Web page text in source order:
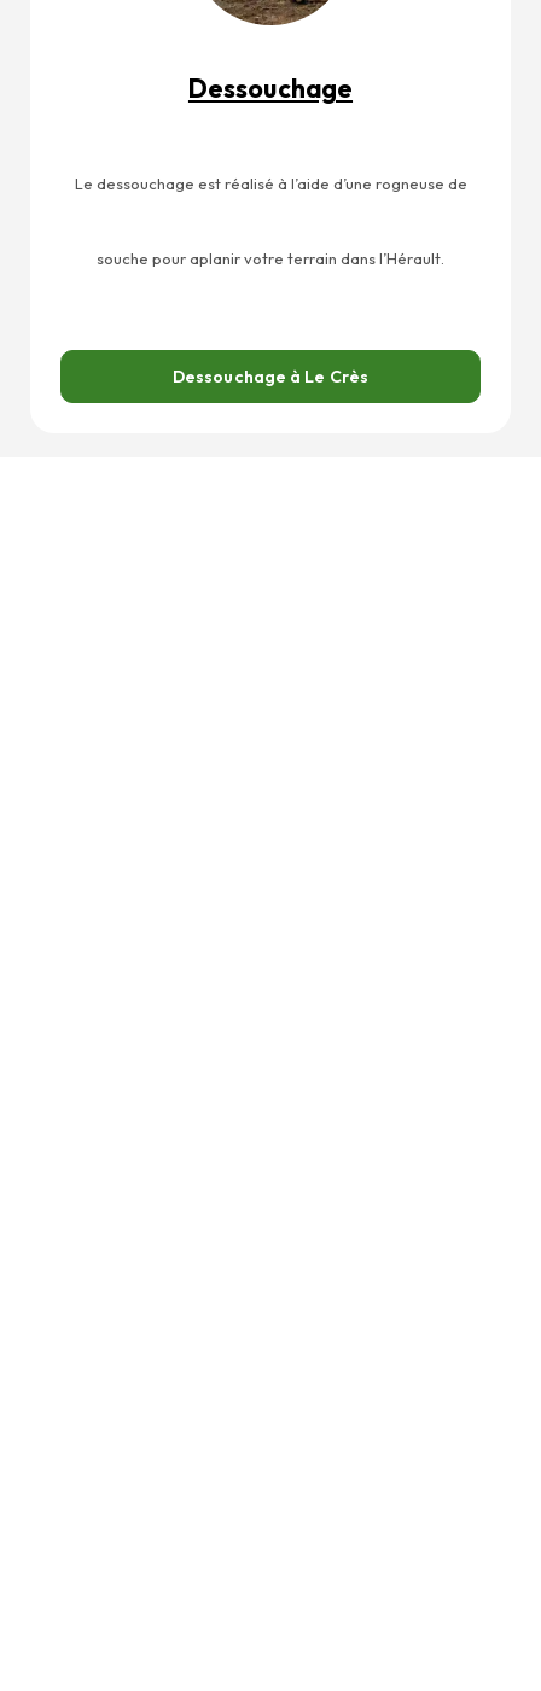
Dessouchage
Le dessouchage est réalisé à l’aide d’une rogneuse de
souche pour aplanir votre terrain dans l’Hérault.
Dessouchage à Le Crès